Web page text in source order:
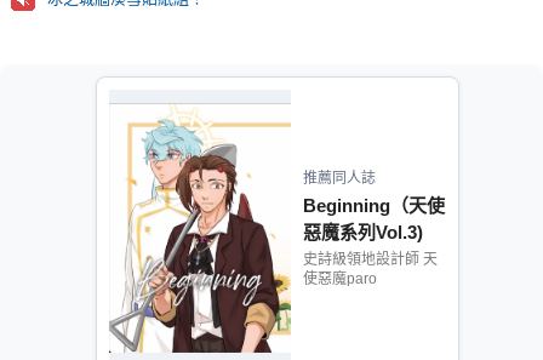
推薦同人誌
Beginning（天使
惡魔系列Vol.3)
史詩級領地設計師 天
使惡魔paro